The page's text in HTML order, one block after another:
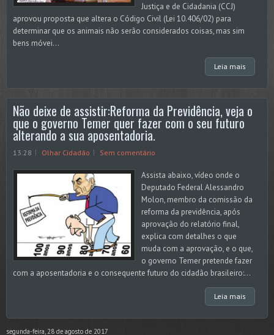
Justiça e de Cidadania (CCJ)
aprovou proposta que altera o Código Civil (Lei 10.406/02) para
determinar que os animais não serão considerados coisas, mas sim
bens móvei...
Leia mais
Não deixe de assistir:Reforma da Previdência, veja o
que o governo Temer quer fazer com o seu futuro
alterando a sua aposentadoria.
13:28 Olhar Cidadão Sem comentário
Assista abaixo, vídeo onde o
Deputado Federal Alessandro
Molon, membro da comissão da
reforma da previdência, após
aprovação do relatório final,
explica com detalhes o que
muda com a aprovação, e o que,
o governo Temer pretende fazer
com a aposentadoria e o consequente futuro do cidadão brasileiro:...
Leia mais
segunda-feira, 28 de agosto de 2017